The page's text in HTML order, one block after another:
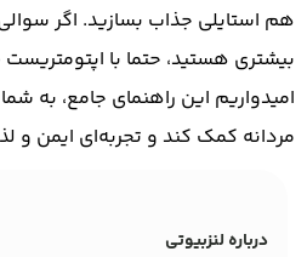
هم استایلی جذاب بسازید. اگر سوالی
بیشتری هستید، حتما با
امیدواریم این راهنمای جامع، به
مردانه کمک کند و تجربه‌ای ایمن و
درباره لنزبیوتی